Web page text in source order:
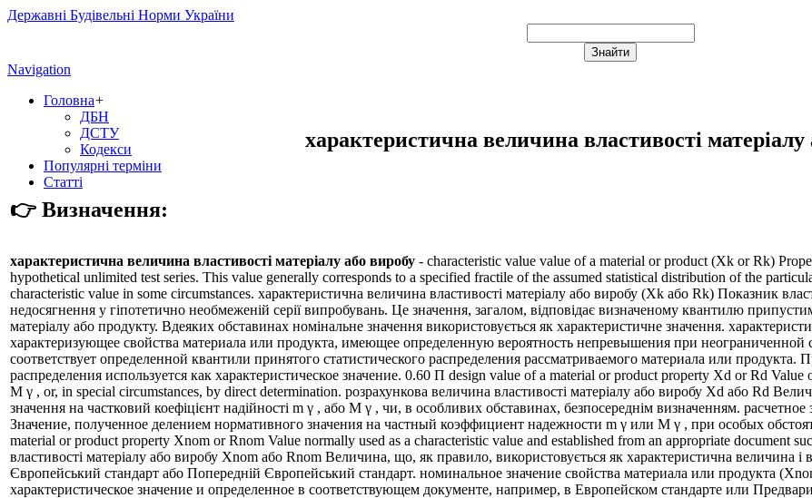
Державні Будівельні Норми України
Navigation
Головна+
ДБН
ДСТУ
Кодекси
Популярні терміни
Статті
характеристична величина властивості матеріалу
👉 Визначення:
характеристична величина властивості матеріалу або виробу - characteristic value value of a material or product (Xk or Rk)
hypothetical unlimited test series. This value generally corresponds to a specified fractile of the assumed statistical distribution of the
characteristic value in some circumstances. характеристична величина властивості матеріалу або виробу (Xk або Rk) Показник
недосягнення у гіпотетично необмеженій серії випробувань. Це значення, загалом, відповідає визначеному квантилю
матеріалу або продукту. Вдеяких обставинах номінальне значення використовується як характеристичне значення.
характеризующее свойства материала или продукта, имеющее определенную вероятность непревышения при
соответствует определенной квантили принятого статистического распределения рассматриваемого материала или продукта.
распределения используется как характеристическое значение. 0.60 П design value of a material or product property Xd or Rd
M γ , or, in special circumstances, by direct determination. розрахункова величина властивості матеріалу або виробу Xd або Rd
значення на частковий коефіцієнт надійності m γ , або M γ , чи, в особливих обставинах, безпосереднім визначенням.
Значение, полученное делением нормативного значения на частный коэффициент надежности m γ или M γ , при особых
material or product property Xnom or Rnom Value normally used as a characteristic value and established from an appropriate document
властивості матеріалу або виробу Xnom або Rnom Величина, що, як правило, використовується як характеристична величина
Європейський стандарт або Попередній Європейський стандарт. номинальное значение свойства материала или продукта
характеристическое значение и определенное в соответствующем документе, например, в Европейском стандарте или